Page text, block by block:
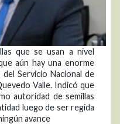
que se usan a nivel
aún hay una enorme
Servicio Nacional de
Valle. Indicó que
autoridad de semillas
luego de ser regida
avance